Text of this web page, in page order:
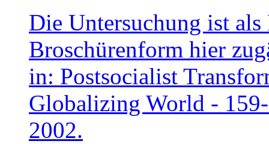
Die Untersuchung ist
Broschürenform hier
in: Postsocialist
Globalizing World -
2002.